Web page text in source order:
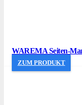
WAREMA Seiten-
ZUM PRODUKT